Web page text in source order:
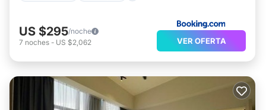
US $295/noche
7 noches - US $2,062 VER OFERTA